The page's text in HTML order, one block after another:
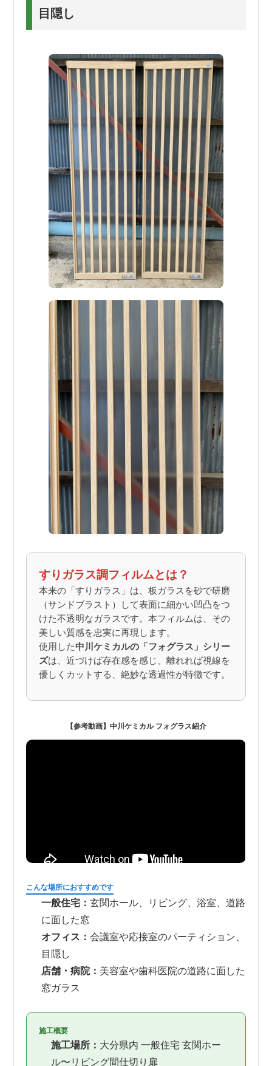
目隠し
すりガラス調フィルムとは？
本来の「すりガラス」は、板ガラスを砂で研磨
（サンドブラスト）して表面に細かい凹凸をつ
けた不透明なガラスです。本フィルムは、その
美しい質感を忠実に再現します。
使用した中川ケミカルの「フォグラス」シリー
ズは、近づけば存在感を感じ、離れれば視線を
優しくカットする、絶妙な透過性が特徴です。
【参考動画】中川ケミカル フォグラス紹介
こんな場所におすすめです
一般住宅：玄関ホール、リビング、浴室、道路
に面した窓
オフィス：会議室や応接室のパーティション、
目隠し
店舗・病院： 美容室や歯科医院の道路に面した
窓ガラス
施工概要
施工場所： 大分県内 一般住宅 玄関ホー
ル〜リビング間仕切り扉